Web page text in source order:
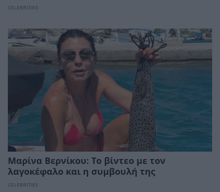
CELEBRITIES
Μαρίνα Βερνίκου: Το βίντεο με τον
λαγοκέφαλο και η συμβουλή της
CELEBRITIES